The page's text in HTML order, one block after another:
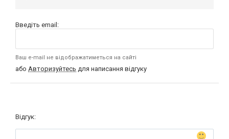
Введіть email:
Ваш e-mail не відображатиметься на сайті
або Авторизуйтесь для написання відгуку
Відгук: